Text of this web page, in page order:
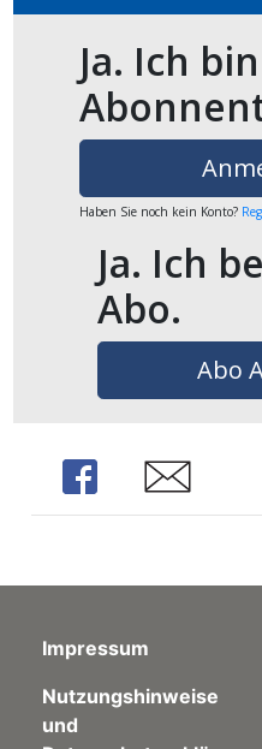
Ja. Ich bin
Haben Sie noch kein Konto?
Ja. Ich
Abo.
Abo
Share Share
Impressum
Nutzungshinweise
und